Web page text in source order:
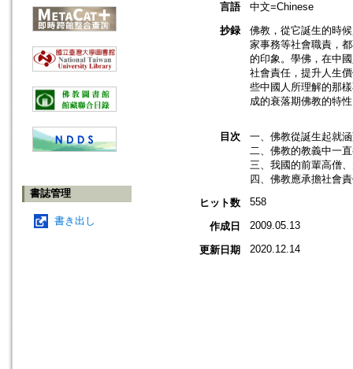
書誌管理
書き出し
言語
中文=Chinese
抄録
佛教，從它誕生的時
家事務等社會職責，
的印象。學佛，在中
社會責任，提升人生
些中國人所理解的那
成的衰落期佛教的特
目次
一、佛教從誕生起就
二、佛教的教義中一
三、我國的前輩高僧
四、佛教應承擔社會
ヒット数
558
作成日 2009.05.13
更新日期 2020.12.14